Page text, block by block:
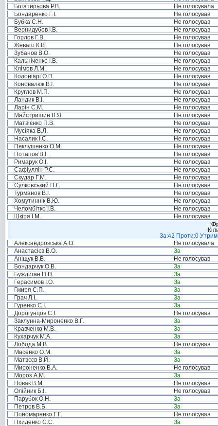
Богатирьова Р.В.
Не голосувала
Бондаренко Г.І.
Не голосував
Бубка С.Н.
Не голосував
Вернидубов І.В.
Не голосував
Горлов Г.В.
Не голосував
Жеваго К.В.
Не голосував
Зубанов В.О.
Не голосував
Кальніченко І.В.
Не голосував
Клімов Л.М.
Не голосував
Колоніарі О.П.
Не голосував
Коновалюк В.І.
Не голосував
Круглов М.П.
Не голосував
Ландик В.І.
Не голосував
Ларін С.М.
Не голосував
Майстришин В.Я.
Не голосував
Матвієнко П.В.
Не голосував
Мусіяка В.Л.
Не голосував
Насалик І.С.
Не голосував
Пеклушенко О.М.
Не голосував
Потапов В.І.
Не голосував
Римарук О.І.
Не голосував
Сафіуллін Р.С.
Не голосував
Скудар Г.М.
Не голосував
Сулковський П.Г.
Не голосував
Турманов В.І.
Не голосував
Хомутиннік В.Ю.
Не голосував
Челомбітко І.В.
Не голосував
Шкіря І.М.
Не голосував
За:42 Проти:0
Александровська А.О.
Не голосувала
Анастасієв В.О.
За
Аніщук В.В.
Не голосував
Бондарчук О.В.
За
Буждиган П.П.
За
Герасимов І.О.
За
Гмиря С.П.
За
Грач Л.І.
За
Гуренко С.І.
За
Дорогунцов С.І.
Не голосував
Заклунна-Мироненко В.Г.
За
Кравченко М.В.
За
Кухарчук М.А.
За
Лобода М.В.
Не голосував
Масенко О.М.
За
Матвєєв В.Й.
За
Мироненко В.А.
Не голосував
Мороз А.М.
За
Новак В.М.
Не голосував
Олійник Б.І.
Не голосував
Парубок О.Н.
За
Петров В.Б.
За
Пономаренко Г.Г.
Не голосував
Пхиденко С.С.
За